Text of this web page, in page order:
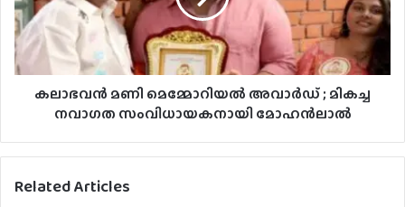
കലാഭവൻ മണി മെമ്മോറിയൽ അവാർഡ് ; മികച്ച
നവാഗത സംവിധായകനായി മോഹൻലാൽ
Related Articles